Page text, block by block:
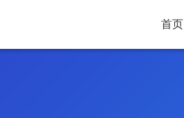
首页